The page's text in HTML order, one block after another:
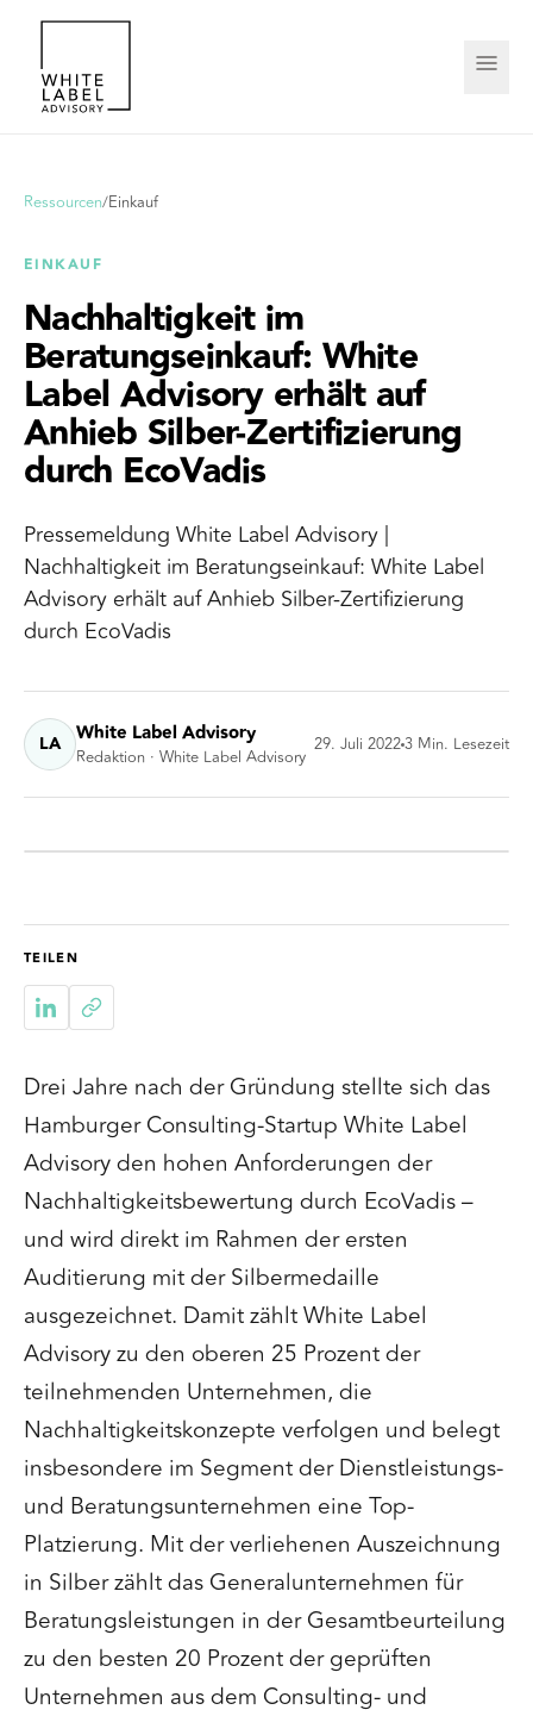
Ressourcen/Einkauf
EINKAUF
Nachhaltigkeit im
Beratungseinkauf: White
Label Advisory erhält auf
Anhieb Silber-Zertifizierung
durch EcoVadis
Pressemeldung White Label Advisory |
Nachhaltigkeit im Beratungseinkauf: White Label
Advisory erhält auf Anhieb Silber-Zertifizierung
durch EcoVadis
LA White Label Advisory
Redaktion · White Label Advisory
29. Juli 20223 Min. Lesezeit
TEILEN
Drei Jahre nach der Gründung stellte sich das
Hamburger Consulting-Startup White Label
Advisory den hohen Anforderungen der
Nachhaltigkeitsbewertung durch EcoVadis –
und wird direkt im Rahmen der ersten
Auditierung mit der Silbermedaille
ausgezeichnet. Damit zählt White Label
Advisory zu den oberen 25 Prozent der
teilnehmenden Unternehmen, die
Nachhaltigkeitskonzepte verfolgen und belegt
insbesondere im Segment der Dienstleistungs-
und Beratungsunternehmen eine Top-
Platzierung. Mit der verliehenen Auszeichnung
in Silber zählt das Generalunternehmen für
Beratungsleistungen in der Gesamtbeurteilung
zu den besten 20 Prozent der geprüften
Unternehmen aus dem Consulting- und